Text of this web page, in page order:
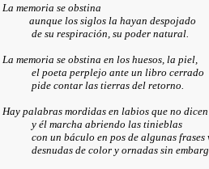
La memoria se obstina
aunque los siglos la hayan despojado
de su respiración, su poder natural.
La memoria se obstina en los huesos, la piel,
el poeta perplejo ante un libro cerrado
pide contar las tierras del retorno.
Hay palabras mordidas en labios que no dicen
y él marcha abriendo las tinieblas
con un báculo en pos de algunas frases
desnudas de color y ornadas sin